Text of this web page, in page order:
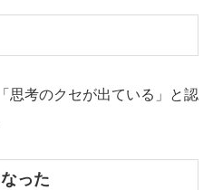
思考のクセが出ている」と認
った